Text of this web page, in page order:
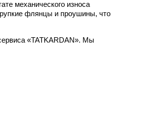
механического износа
флянцы и проушины, что
«TATKARDAN». Мы